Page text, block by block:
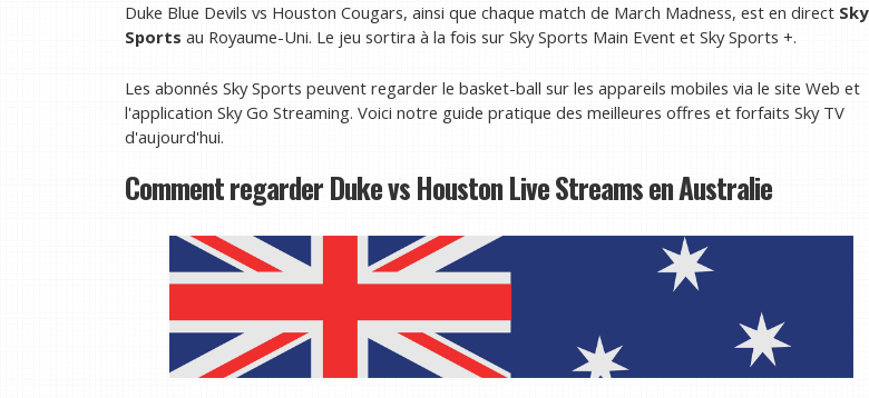
Duke Blue Devils vs Houston Cougars, ainsi que chaque match de March Madness, est en direct Sky
Sports au Royaume-Uni. Le jeu sortira à la fois sur Sky Sports Main Event et Sky Sports +.
Les abonnés Sky Sports peuvent regarder le basket-ball sur les appareils mobiles via le site Web et
l'application Sky Go Streaming. Voici notre guide pratique des meilleures offres et forfaits Sky TV
d'aujourd'hui.
Comment regarder Duke vs Houston Live Streams en Australie